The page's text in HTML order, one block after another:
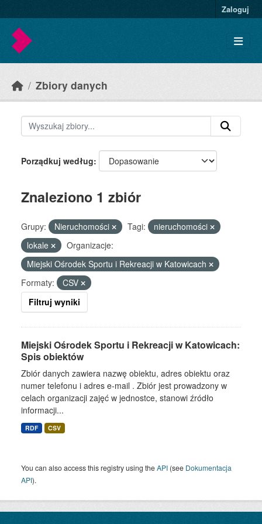
Zaloguj
Zbiory danych
Porządkuj według
Znaleziono 1 zbiór
Grupy: Nieruchomości Tagi:
nieruchomości
lokale
Organizacje:
Miejski Ośrodek Sportu i Rekreacji w Katowicach
Formaty:
CSV
Filtruj wyniki
Miejski Ośrodek Sportu i Rekreacji w Katowicach:
Spis obiektów
Zbiór danych zawiera nazwę obiektu, adres obiektu oraz
numer telefonu i adres e-mail . Zbiór jest prowadzony w
celach organizacji zajęć w jednostce, stanowi źródło
informacji...
RDF CSV
You can also access this registry using theAPI (see Dokumentacja
API).